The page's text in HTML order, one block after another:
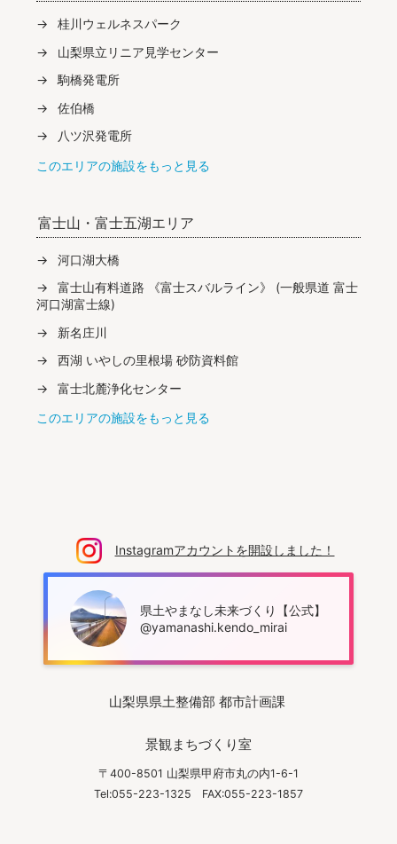
桂川ウェルネスパーク
山梨県立リニア見学センター
駒橋発電所
佐伯橋
八ツ沢発電所
このエリアの施設をもっと見る
富士山・富士五湖エリア
河口湖大橋
富士山有料道路 《富士スバルライン》 (一般県道 富士
河口湖富士線)
新名庄川
西湖 いやしの里根場 砂防資料館
富士北麓浄化センター
このエリアの施設をもっと見る
Instagramアカウントを開設しました！
県土やまなし未来づくり【公式】
@yamanashi.kendo_mirai
山梨県県土整備部 都市計画課
景観まちづくり室
〒400-8501 山梨県甲府市丸の内1-6-1
Tel:055-223-1325
FAX:055-223-1857